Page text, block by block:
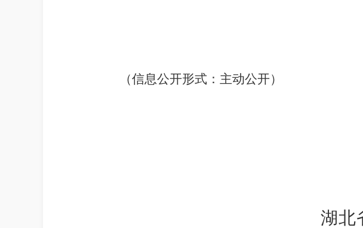
（信息公开形式：主动公开）
湖北